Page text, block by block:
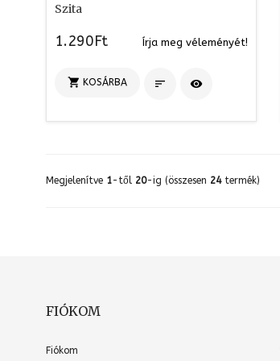
Szita
1.290Ft Írja meg véleményét!
 KOSÁRBA  
Megjelenítve 1-től 20-ig (összesen 24termék)
FIÓKOM
Fiókom